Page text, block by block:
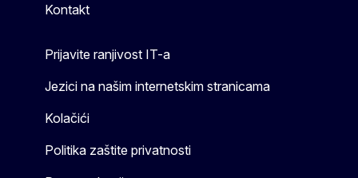
Kontakt
Prijavite ranjivost IT-a
Jezici na našim internetskim stranicama
Kolačići
Politika zaštite privatnosti